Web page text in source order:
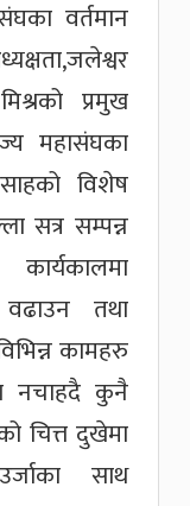
वर्तमान
प्रमुख
महासंघका
विशेष
सत्र सम्पन्न
तथा
कामहरु
नचाहदै कुनै
चित्त दुखेमा
साथ